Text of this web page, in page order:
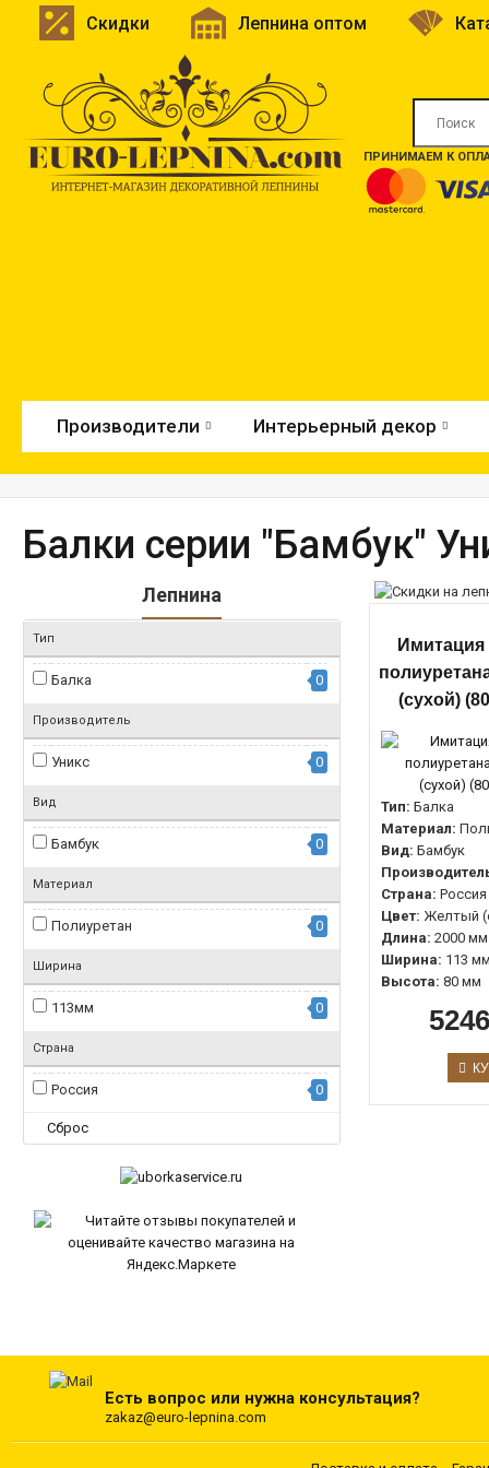
Скидки Лепнина оптом
ПРИНИМАЕМ К
Производители Интерьерный декор
Балки серии "Бамбук"
Лепнина
Тип
Балка 0
Производитель
Уникс 0
Вид
Бамбук 0
Материал
Полиуретан 0
Ширина
113мм 0
Страна
Россия 0
Сброс
Имитация
(сухой)
Тип: Балка
Материал:
Вид: Бамбук
Страна: Россия
Цвет: Желтый
Длина: 2000
Ширина: 113
Высота: 80 мм
Есть вопрос или нужна консультация?
zakaz@euro-lepnina.com